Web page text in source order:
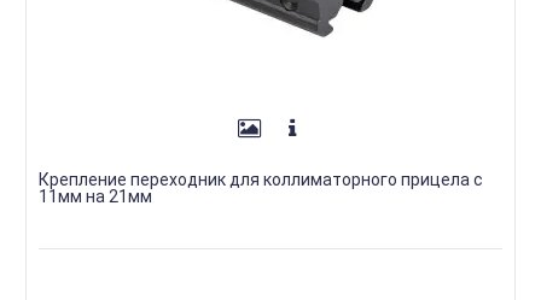
Крепление переходник для коллиматорного прицела с
11мм на 21мм